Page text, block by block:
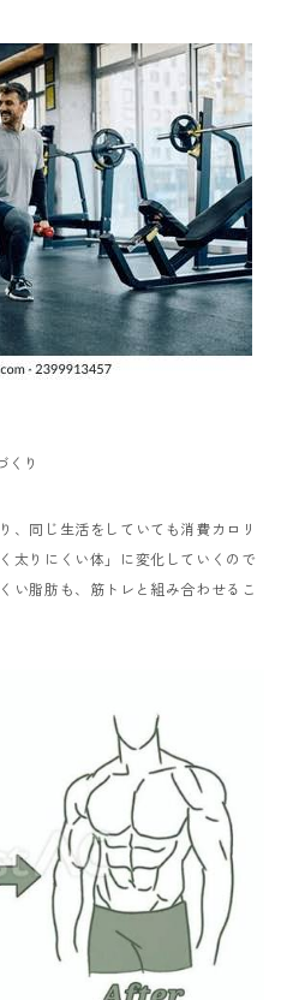
くり
、同じ生活をしていても消費カロリ
太りにくい体」に変化していくので
い脂肪も、筋トレと組み合わせるこ